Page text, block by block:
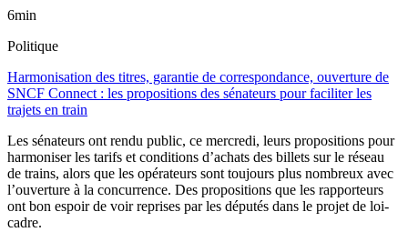
6min
Politique
Harmonisation des titres, garantie de correspondance, ouverture de
SNCF Connect : les propositions des sénateurs pour faciliter les
trajets en train
Les sénateurs ont rendu public, ce mercredi, leurs propositions pour
harmoniser les tarifs et conditions d’achats des billets sur le réseau
de trains, alors que les opérateurs sont toujours plus nombreux avec
l’ouverture à la concurrence. Des propositions que les rapporteurs
ont bon espoir de voir reprises par les députés dans le projet de loi-
cadre.